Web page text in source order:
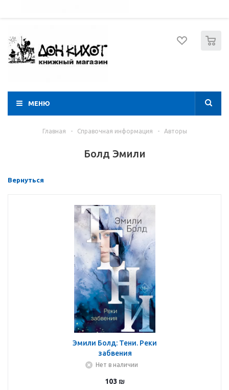
МЕНЮ
Главная - Справочная информация - Авторы
Болд Эмили
Вернуться
Эмили Болд: Тени. Реки
забвения
Нет в наличии
103 ₪